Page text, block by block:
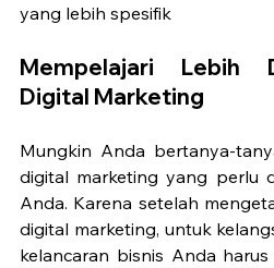
yang lebih spesifik
Mempelajari Lebih
Digital Marketing
Mungkin Anda bertanya-
digital marketing yang perlu
Anda. Karena setelah
digital marketing, untuk
kelancaran bisnis Anda